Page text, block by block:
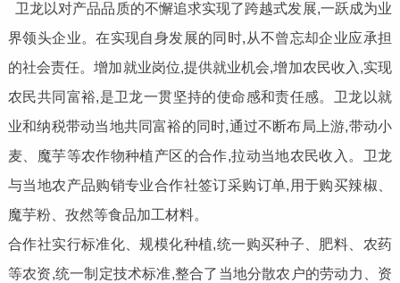
卫龙以对产品品质的不懈追求实现了跨越式发展,一跃成为业
界领头企业。在实现自身发展的同时,从不曾忘却企业应承担
的社会责任。增加就业岗位,提供就业机会,增加农民收入,实现
农民共同富裕,是卫龙一贯坚持的使命感和责任感。卫龙以就
业和纳税带动当地共同富裕的同时,通过不断布局上游,带动小
麦、魔芋等农作物种植产区的合作,拉动当地农民收入。卫龙
与当地农产品购销专业合作社签订采购订单,用于购买辣椒、
魔芋粉、孜然等食品加工材料。
合作社实行标准化、规模化种植,统一购买种子、肥料、农药
等农资,统一制定技术标准,整合了当地分散农户的劳动力、资